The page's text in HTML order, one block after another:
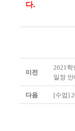
다.
이전
2021학
일정 안
다음 [수업]